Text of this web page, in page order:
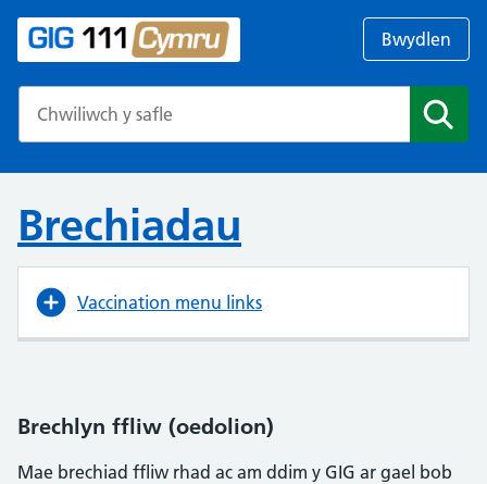
Bwydlen
Brechiadau
Vaccination menu links
Brechlyn ffliw (oedolion)
Mae brechiad ffliw rhad ac am ddim y GIG ar gael bob